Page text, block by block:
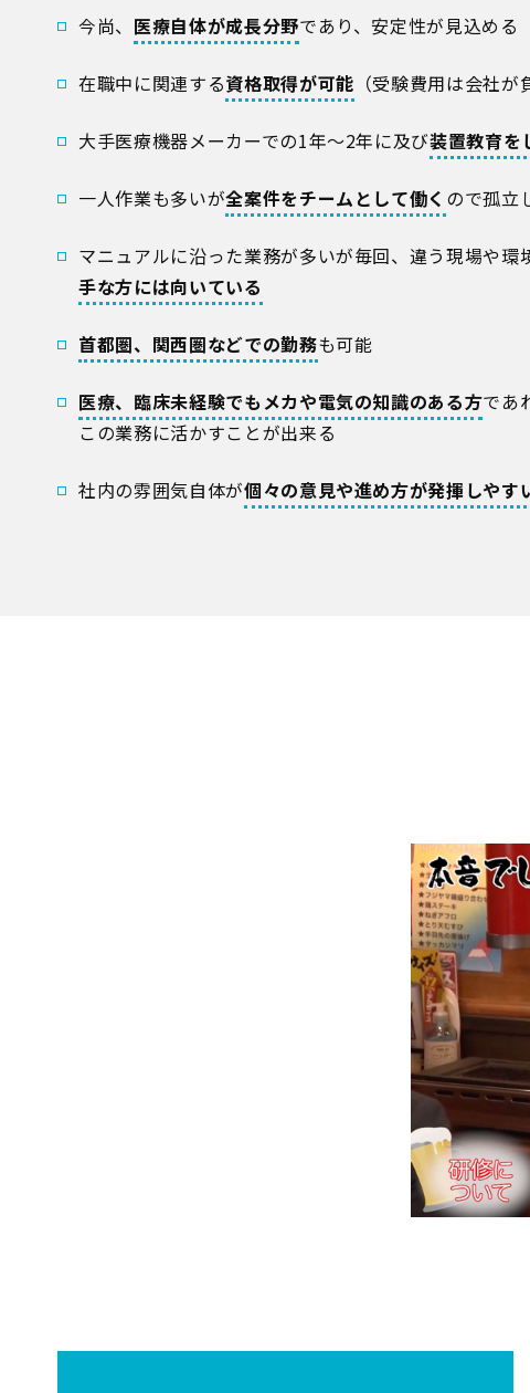
今尚、 医療自体が成長分野であり、安定性が見込める
在職中に関連する資格取得が可能 （受験費用は会社が
大手医療機器メーカーでの1年～2年に及び装置教育を
一人作業も多いが全案件をチームとして働く ので孤立
マニュアルに沿った業務が多いが毎回、違う現場や環
手な方には向いている
首都圏、関西圏などでの勤務も可能
医療、臨床未経験でもメカや電気の知識のある方であ
この業務に活かすことが出来る
社内の雰囲気自体が個々の意見や進め方が発揮しやす